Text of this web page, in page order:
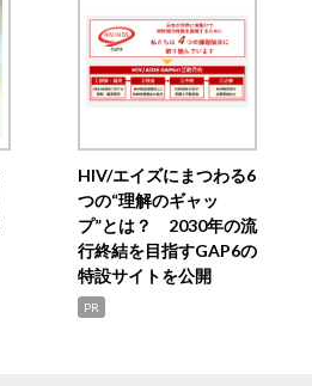
HIV/エイズにまつわる6
つの“理解のギャッ
プ”とは？ 2030年の流
行終結を目指すGAP6の
特設サイトを公開
PR